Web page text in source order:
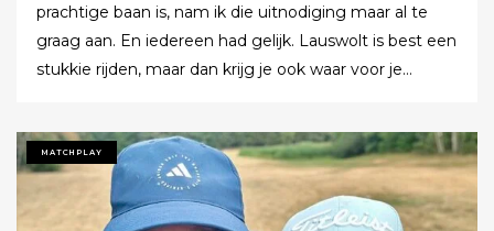
prachtige baan is, nam ik die uitnodiging maar al te
graag aan. En iedereen had gelijk. Lauswolt is best een
stukkie rijden, maar dan krijg je ook waar voor je
Tot ik uiteindelijk aankondigde dat ik het nu echt niet
meer ging zeggen.
MATCHPLAY